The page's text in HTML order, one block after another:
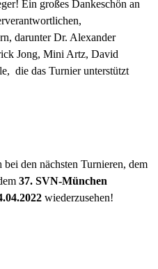
Ein großes Dankeschön an
darunter Dr. Alexander
Jong, Mini Artz, David
die das Turnier unterstützt
den nächsten Turnieren, dem
37. SVN-München
wiederzusehen!